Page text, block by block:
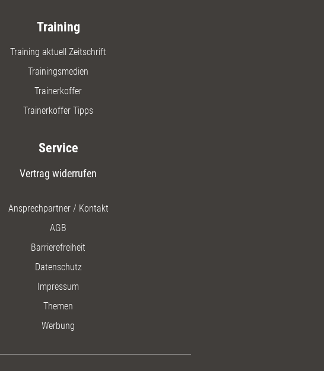
Training
Training aktuell Zeitschrift
Trainingsmedien
Trainerkoffer
Trainerkoffer Tipps
Service
Vertrag widerrufen
Ansprechpartner / Kontakt
AGB
Barrierefreiheit
Datenschutz
Impressum
Themen
Werbung